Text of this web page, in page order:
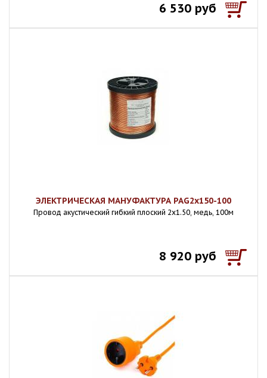
6 530 руб
ЭЛЕКТРИЧЕСКАЯ МАНУФАКТУРА PAG2x150-100
Провод акустический гибкий плоский 2х1.50, медь, 100м
8 920 руб